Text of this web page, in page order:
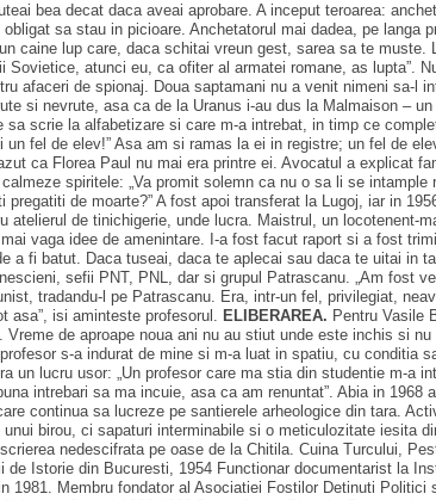
bea decat daca aveai aprobare. A inceput teroarea:
sa stau in picioare. Anchetatorul mai dadea, pe
caine lup care, daca schitai vreun gest, sarea sa te
atunci eu, ca ofiter al armatei romane, as lupta”.
afaceri de spionaj. Doua saptamani nu a venit nimeni sa-
si nevrute, asa ca de la Uranus i-au dus la Malmaison –
scrie la alfabetizare si care m-a intrebat, in timp ce
fel de elev!” Asa am si ramas la ei in registre; un fel de
ca Florea Paul nu mai era printre ei. Avocatul a explicat
spiritele: „Va promit solemn ca nu o sa li se
de moarte?” A fost apoi transferat la Lugoj, iar in
de tinichigerie, unde lucra. Maistrul, un locotenent-
vaga idee de amenintare. I-a fost facut raport si a fost
a fi batut. Daca tuseai, daca te aplecai sau daca te uitai in
sefii PNT, PNL, dar si grupul Patrascanu. „Am fost
tradandu-l pe Patrascanu. Era, intr-un fel, privilegiat,
asa”, isi aminteste profesorul. ELIBERAREA. Pentru Vasile
de aproape noua ani nu au stiut unde este inchis si
s-a indurat de mine si m-a luat in spatiu, cu
un lucru usor: „Un profesor care ma stia din studentie m-
intrebari sa ma incuie, asa ca am renuntat”. Abia in
continua sa lucreze pe santierele arheologice din tara.
birou, ci sapaturi interminabile si o meticulozitate iesita
nedescifrata pe oase de la Chitila. Cuina Turcului,
de Istorie din Bucuresti, 1954 Functionar documentarist la
1981. Membru fondator al Asociatiei Fostilor Detinuti